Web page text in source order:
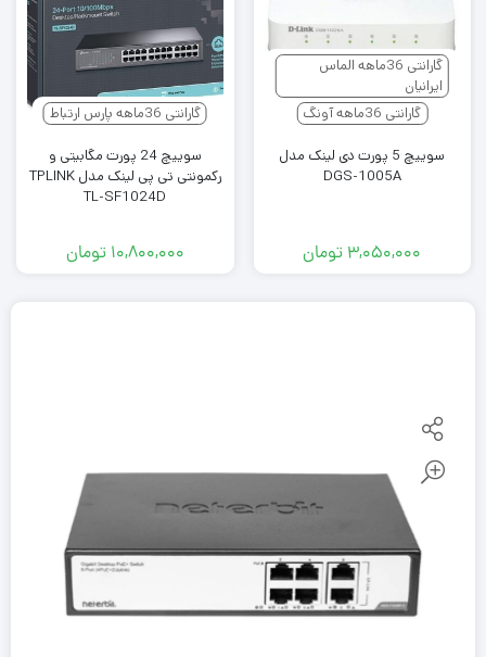
گارانتی 36ماهه الماس
ایرانیان
گارانتی 36ماهه آونگ
سوییچ 5 پورت دی لینک مدل
DGS-1005A
۳,۰۵۰,۰۰۰ تومان
گارانتی 36ماهه پارس ارتباط
سوییچ 24 پورت مگابیتی و
رکمونتی تی پی لینک مدل TPLINK
TL-SF1024D
۱۰,۸۰۰,۰۰۰ تومان